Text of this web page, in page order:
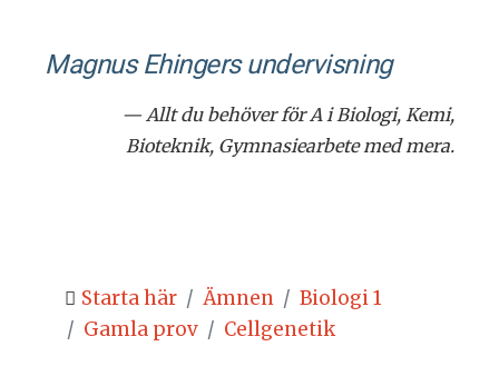
Magnus Ehingers under­visning
— Allt du behöver för A i Biologi, Kemi,
Bioteknik, Gymnasiearbete med mera.
Starta här Ämnen
Biologi 1
Gamla prov
Cellgenetik